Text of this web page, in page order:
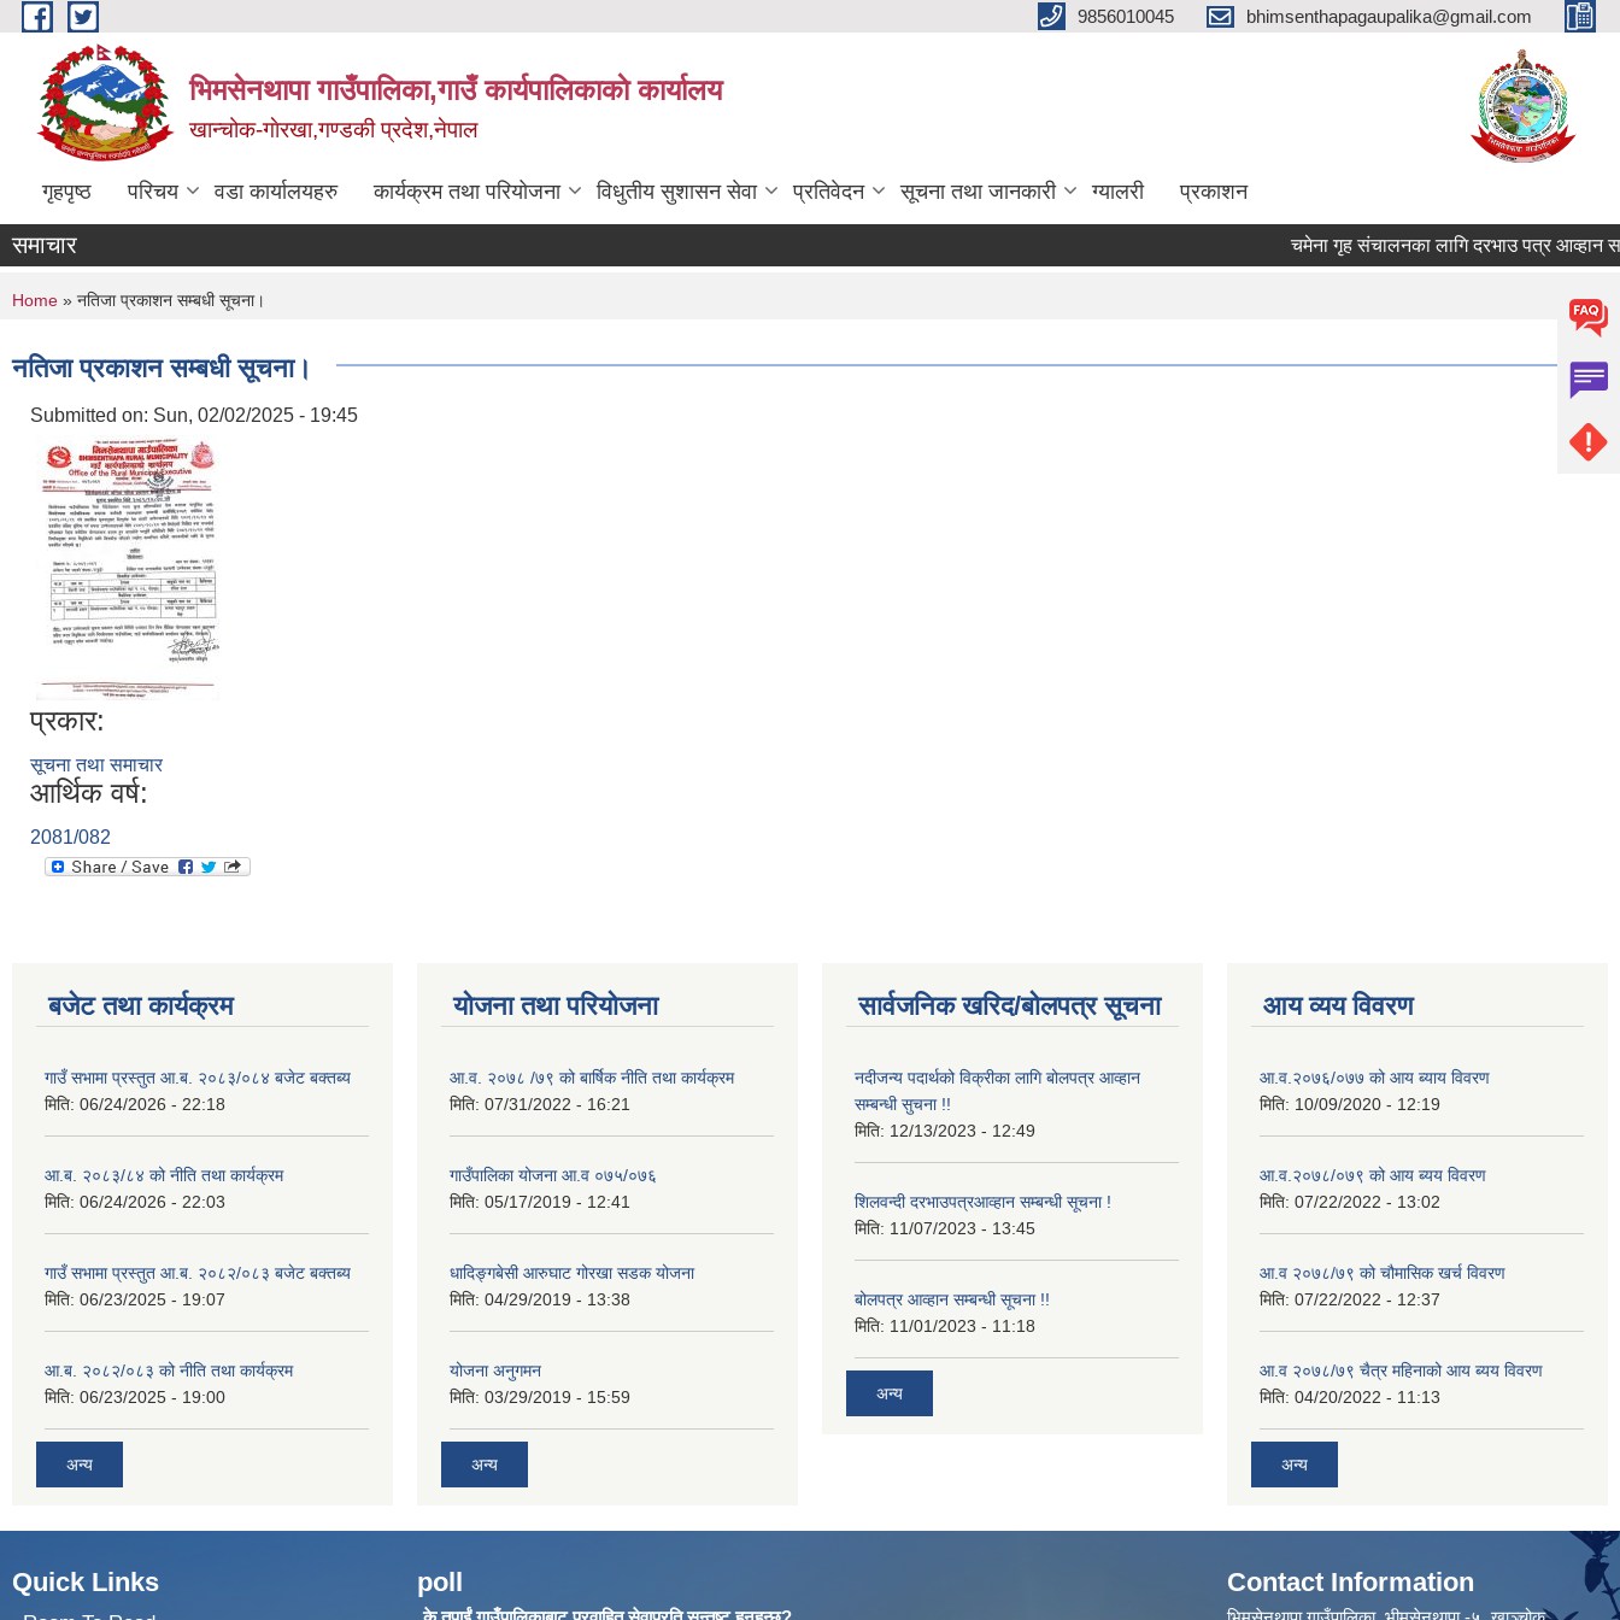
Skip to main content 9856010045 bhimsenthapagaupalika@gmail.com
भिमसेनथापा गाउँपालिका,गाउँ कार्यपालिकाकाे कार्यालय
खान्चोक-गाेरखा,गण्डकी प्रदेश,नेपाल
गृहपृष्ठ परिचय वडा कार्यालयहरु कार्यक्रम तथा परियोजना विधुतीय सुशासन सेवा प्रतिवेदन सूचना तथा जानकारी ग्यालरी प्रकाशन
समाचार चमेना गृह संचालनका लागि दरभाउ पत्र आव्हान
You are here
Home » नतिजा प्रकाशन सम्बधी सूचना।
नतिजा प्रकाशन सम्बधी सूचना।
Submitted on: Sun, 02/02/2025 - 19:45
प्रकार:
सूचना तथा समाचार
आर्थिक वर्ष:
2081/082
बजेट तथा कार्यक्रम
गाउँ सभामा प्रस्तुत आ.ब. २०८३/०८४ बजेट बक्तब्य
मिति: 06/24/2026 - 22:18
आ.ब. २०८३/८४ को नीति तथा कार्यक्रम
मिति: 06/24/2026 - 22:03
गाउँ सभामा प्रस्तुत आ.ब. २०८२/०८३ बजेट बक्तब्य
मिति: 06/23/2025 - 19:07
आ.ब. २०८२/०८३ को नीति तथा कार्यक्रम
मिति: 06/23/2025 - 19:00
अन्य
योजना तथा परियोजना
आ.व. २०७८ /७९ को बार्षिक नीति तथा कार्यक्रम
मिति: 07/31/2022 - 16:21
गाउँपालिका योजना आ.व ०७५/०७६
मिति: 05/17/2019 - 12:41
धादिङ्गबेसी आरुघाट गोरखा सडक योजना
मिति: 04/29/2019 - 13:38
योजना अनुगमन
मिति: 03/29/2019 - 15:59
अन्य
सार्वजनिक खरिद/बोलपत्र सूचना
नदीजन्य पदार्थको विक्रीका लागि बोलपत्र आव्हान
सम्बन्धी सुचना !!
मिति: 12/13/2023 - 12:49
शिलवन्दी दरभाउपत्रआव्हान सम्बन्धी सूचना !
मिति: 11/07/2023 - 13:45
बोलपत्र आव्हान सम्बन्धी सूचना !!
मिति: 11/01/2023 - 11:18
अन्य
आय व्यय विवरण
आ.व.२०७६/०७७ को आय ब्याय विवरण
मिति: 10/09/2020 - 12:19
आ.व.२०७८/०७९ को आय ब्यय विवरण
मिति: 07/22/2022 - 13:02
आ.व २०७८/७९ को चौमासिक खर्च विवरण
मिति: 07/22/2022 - 12:37
आ.व २०७८/७९ चैत्र महिनाको आय ब्यय विवरण
मिति: 04/20/2022 - 11:13
अन्य
Quick Links poll Contact Information